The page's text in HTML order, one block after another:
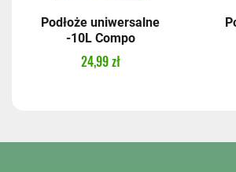
Podłoże uniwersalne
-10L Compo
24,99 zł